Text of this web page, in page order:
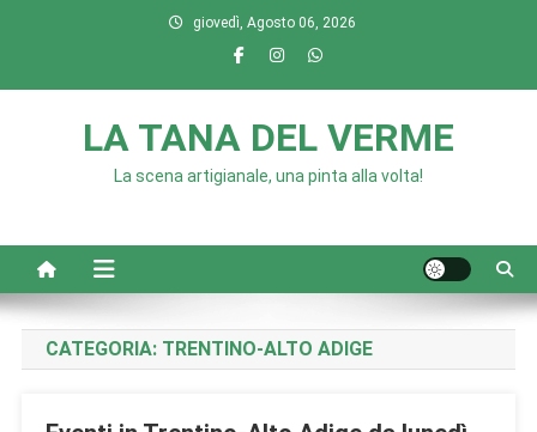
giovedì, Agosto 06, 2026
LA TANA DEL VERME
La scena artigianale, una pinta alla volta!
CATEGORIA: TRENTINO‑ALTO ADIGE